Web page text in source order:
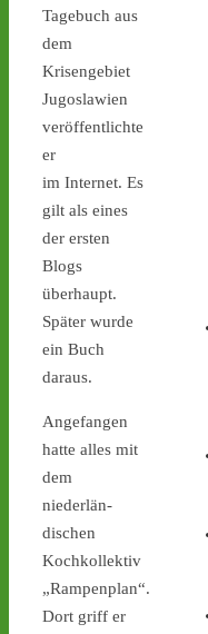
Tagebuch aus
dem
Krisengebiet
Jugoslawien
veröffentlichte
er
im Internet. Es
gilt als eines
der ersten
Blogs
überhaupt.
Später wurde
ein Buch
daraus.
Angefangen
hatte alles mit
dem
niederlän-
dischen
Kochkollektiv
„Rampenplan“.
Dort griff er